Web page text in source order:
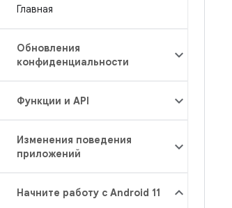
Главная
Обновления
конфиденциальности
Функции и API
Изменения поведения
приложений
Начните работу с Android 11